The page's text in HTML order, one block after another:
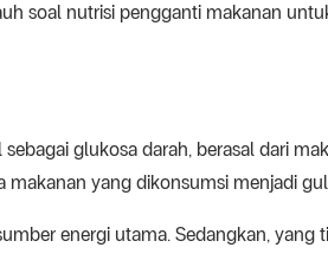
soal nutrisi pengganti makanan
glukosa darah, berasal dari
makanan yang dikonsumsi menjadi
energi utama. Sedangkan,